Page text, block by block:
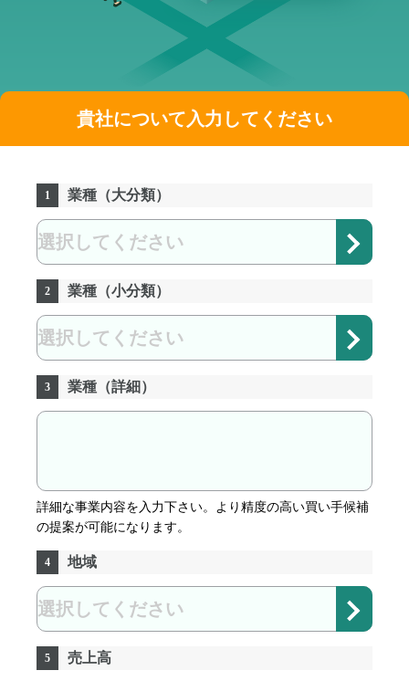
貴社について入力してください
1 業種（大分類）
2 業種（小分類）
3 業種（詳細）
詳細な事業内容を入力下さい。より精度の高い買い手候補
の提案が可能になります。
4 地域
5 売上高